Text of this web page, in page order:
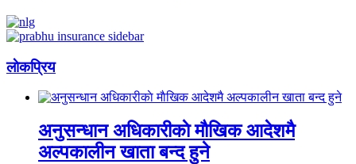
लाेकप्रिय
अनुसन्धान अधिकारीकाे माैखिक आदेशमै
अल्पकालीन खाता बन्द हुने